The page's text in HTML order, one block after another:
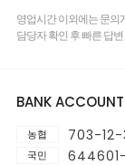
영업시간 이외에는 문의
담당자 확인 후 빠른 답
BANK ACCOUNT
농협 703-
국민